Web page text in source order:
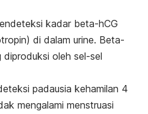
kadar beta-hCG
) di dalam urine. Beta-
oleh sel-sel
padausia kehamilan 4
mengalami menstruasi